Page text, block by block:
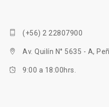
(+56) 2 22807900
Av. Quilín N° 5635 - A,
9:00 a 18:00hrs.